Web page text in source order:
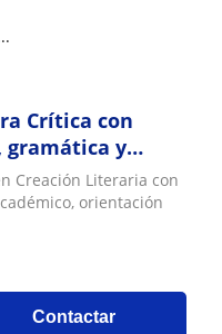
Crítica con
gramática y
Creación Literaria con
orientación
Contactar